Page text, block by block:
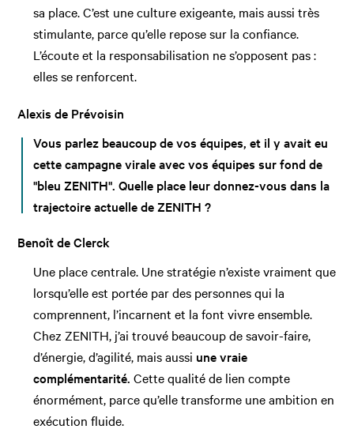
sa place. C’est une culture exigeante, mais aussi très
stimulante, parce qu’elle repose sur la confiance.
L’écoute et la responsabilisation ne s’opposent pas :
elles se renforcent.
Alexis de Prévoisin
Vous parlez beaucoup de vos équipes, et il y avait eu
cette campagne virale avec vos équipes sur fond de
"bleu ZENITH". Quelle place leur donnez-vous dans la
trajectoire actuelle de ZENITH ?
Benoît de Clerck
Une place centrale. Une stratégie n’existe vraiment que
lorsqu’elle est portée par des personnes qui la
comprennent, l’incarnent et la font vivre ensemble.
Chez ZENITH, j’ai trouvé beaucoup de savoir-faire,
d’énergie, d’agilité, mais aussi une vraie
complémentarité. Cette qualité de lien compte
énormément, parce qu’elle transforme une ambition en
exécution fluide.